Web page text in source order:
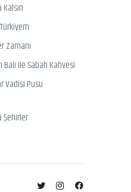
Kalsın
Zamanı
Bali ile Sabah Kahvesi
Vadisi Pusu
Şehirler